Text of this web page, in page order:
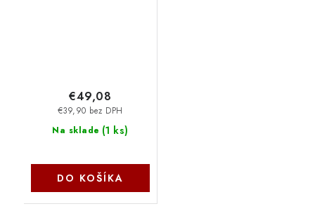
Na sklade (1 ks)
€39,90 bez DPH
€49,08
DO KOŠÍKA